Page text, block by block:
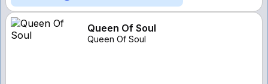
Queen Of Soul
Queen Of Soul